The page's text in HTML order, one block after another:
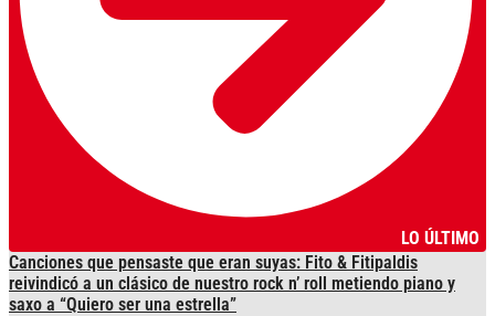
LO ÚLTIMO
Canciones que pensaste que eran suyas: Fito & Fitipaldis
reivindicó a un clásico de nuestro rock n’ roll metiendo piano y
saxo a “Quiero ser una estrella”